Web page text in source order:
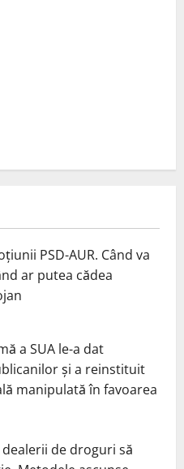
PSD-AUR. Când va
ar putea cădea
a SUA le-a dat
și a reinstituit
manipulată în favoarea
de droguri să